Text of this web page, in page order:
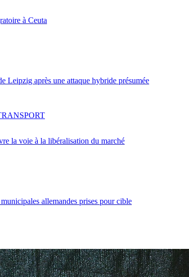
à Ceuta
Leipzig après une attaque hybride présumée
la voie à la libéralisation du marché
allemandes prises pour cible